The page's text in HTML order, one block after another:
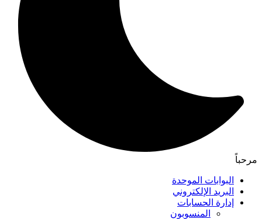
مرحباً
البوابات الموحدة
البريد الإلكتروني
إدارة الحسابات
المنسوبون